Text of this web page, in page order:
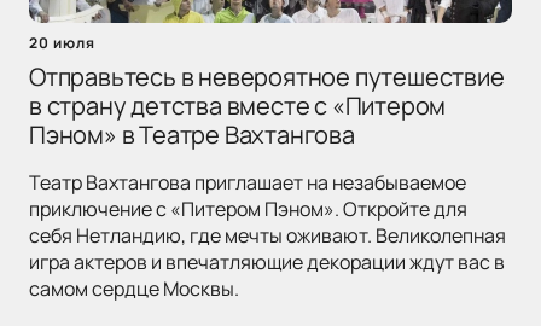
20 июля
Отправьтесь в невероятное путешествие
в страну детства вместе с «Питером
Пэном» в Театре Вахтангова
Театр Вахтангова приглашает на незабываемое
приключение с «Питером Пэном». Откройте для
себя Нетландию, где мечты оживают. Великолепная
игра актеров и впечатляющие декорации ждут вас в
самом сердце Москвы.